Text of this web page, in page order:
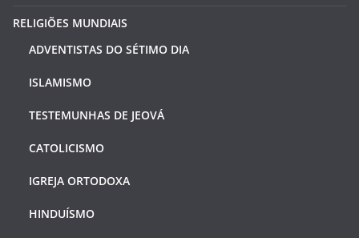
RELIGIÕES MUNDIAIS
ADVENTISTAS DO SÉTIMO DIA
ISLAMISMO
TESTEMUNHAS DE JEOVÁ
CATOLICISMO
IGREJA ORTODOXA
HINDUÍSMO